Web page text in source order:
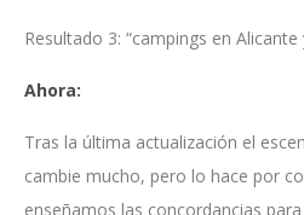
Resultado 3: “campings en Alicante
Ahora:
Tras la última actualización el
cambie mucho, pero lo hace por
enseñamos las concordancias para